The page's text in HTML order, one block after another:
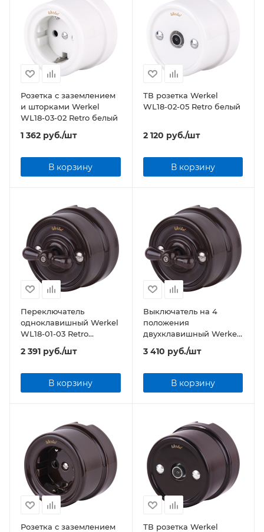
Розетка с заземлением
и шторками Werkel
WL18-03-02 Retro белый
1 362 руб./шт
В корзину
ТВ розетка Werkel
WL18-02-05 Retro белый
2 120 руб./шт
В корзину
Переключатель
одноклавишный Werkel
WL18-01-03 Retro
коричневый
2 391 руб./шт
В корзину
Выключатель на 4
положения
двухклавишный Werkel
WL18-01-05 Retro
коричневый
3 410 руб./шт
В корзину
Розетка с заземлением
ТВ розетка Werkel